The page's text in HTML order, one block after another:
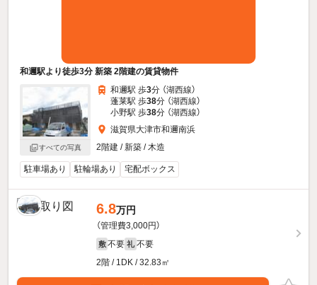
和邇駅より徒歩3分 新築 2階建の賃貸物件
すべての写真
和邇駅 歩3分 （湖西線）
蓬莱駅 歩38分 （湖西線）
小野駅 歩38分 （湖西線）
滋賀県大津市和邇南浜
2階建 / 新築 / 木造
駐車場あり 駐輪場あり 宅配ボックス
6.8万円
（管理費3,000円）
敷 不要 礼 不要
2階 / 1DK / 32.83㎡